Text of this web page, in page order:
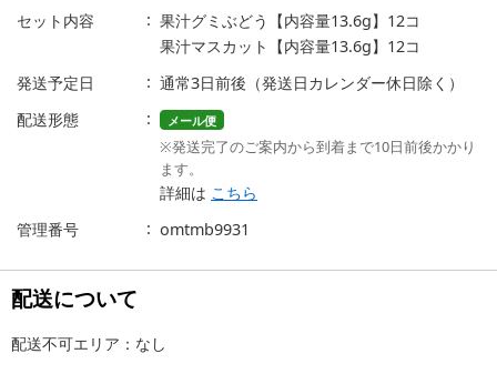
セット内容
果汁グミぶどう【内容量13.6g】12コ
果汁マスカット【内容量13.6g】12コ
発送予定日
通常3日前後（発送日カレンダー休日除く）
配送形態
メール便
※発送完了のご案内から到着まで10日前後かかり
ます。
詳細は こちら
管理番号
omtmb9931
配送について
配送不可エリア：なし